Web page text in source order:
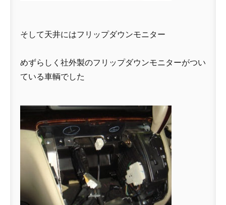
そして天井にはフリップダウンモニター
めずらしく社外製のフリップダウンモニターがつい
ている車輌でした